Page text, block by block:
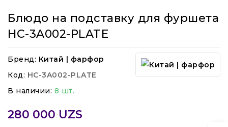
Блюдо на подставку для фуршета
HC-3A002-PLATE
Бренд: Китай | фарфор
Код: HC-3A002-PLATE
В наличии: 8 шт.
280 000 UZS